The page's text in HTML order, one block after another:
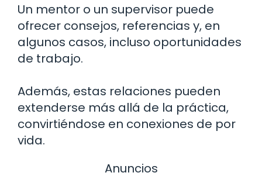
Un mentor o un supervisor puede
ofrecer consejos, referencias y, en
algunos casos, incluso oportunidades
de trabajo.
Además, estas relaciones pueden
extenderse más allá de la práctica,
convirtiéndose en conexiones de por
vida.
Anuncios